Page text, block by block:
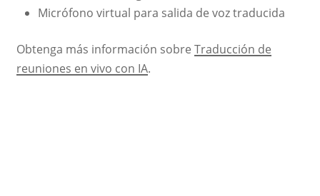
Micrófono virtual para salida de voz traducida
Obtenga más información sobre Traducción de
reuniones en vivo con IA.